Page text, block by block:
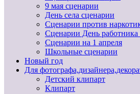
9 мая сценарии
День села сценарии
Сценарии против
Сценарии День работника
Сценарии на 1 апреля
Школьные сценарии
Новый год
Для
Детский клипарт
Клипарт